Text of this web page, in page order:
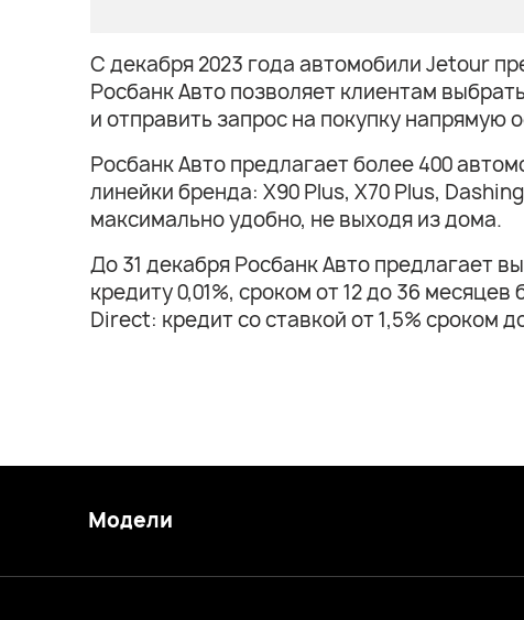
С декабря 2023 года автомобили Jetour
Росбанк Авто позволяет клиентам
и отправить запрос на покупку
Росбанк Авто предлагает более 400
линейки бренда: X90 Plus, X70 Plus,
максимально удобно, не выходя из дома.
До 31 декабря Росбанк Авто предлагает
кредиту 0,01%, сроком от 12 до 36
Direct: кредит со ставкой от 1,5% сроком
Модели